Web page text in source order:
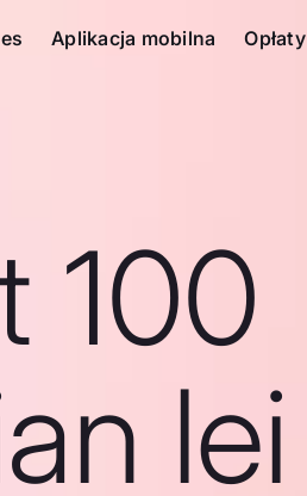
Aplikacja mobilna Opłaty
100
lei